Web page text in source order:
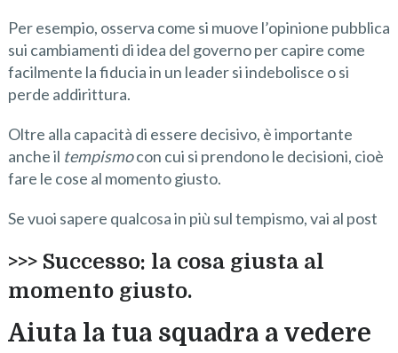
Per esempio, osserva come si muove l’opinione pubblica
sui cambiamenti di idea del governo per capire come
facilmente la fiducia in un leader si indebolisce o si
perde addirittura.
Oltre alla capacità di essere decisivo, è importante
anche il tempismocon cui si prendono le decisioni, cioè
fare le cose al momento giusto.
Se vuoi sapere qualcosa in più sul tempismo, vai al post
>>> Successo: la cosa giusta al
momento giusto.
Aiuta la tua squadra a vedere